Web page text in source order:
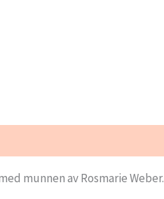
munnen av Rosmarie Weber.